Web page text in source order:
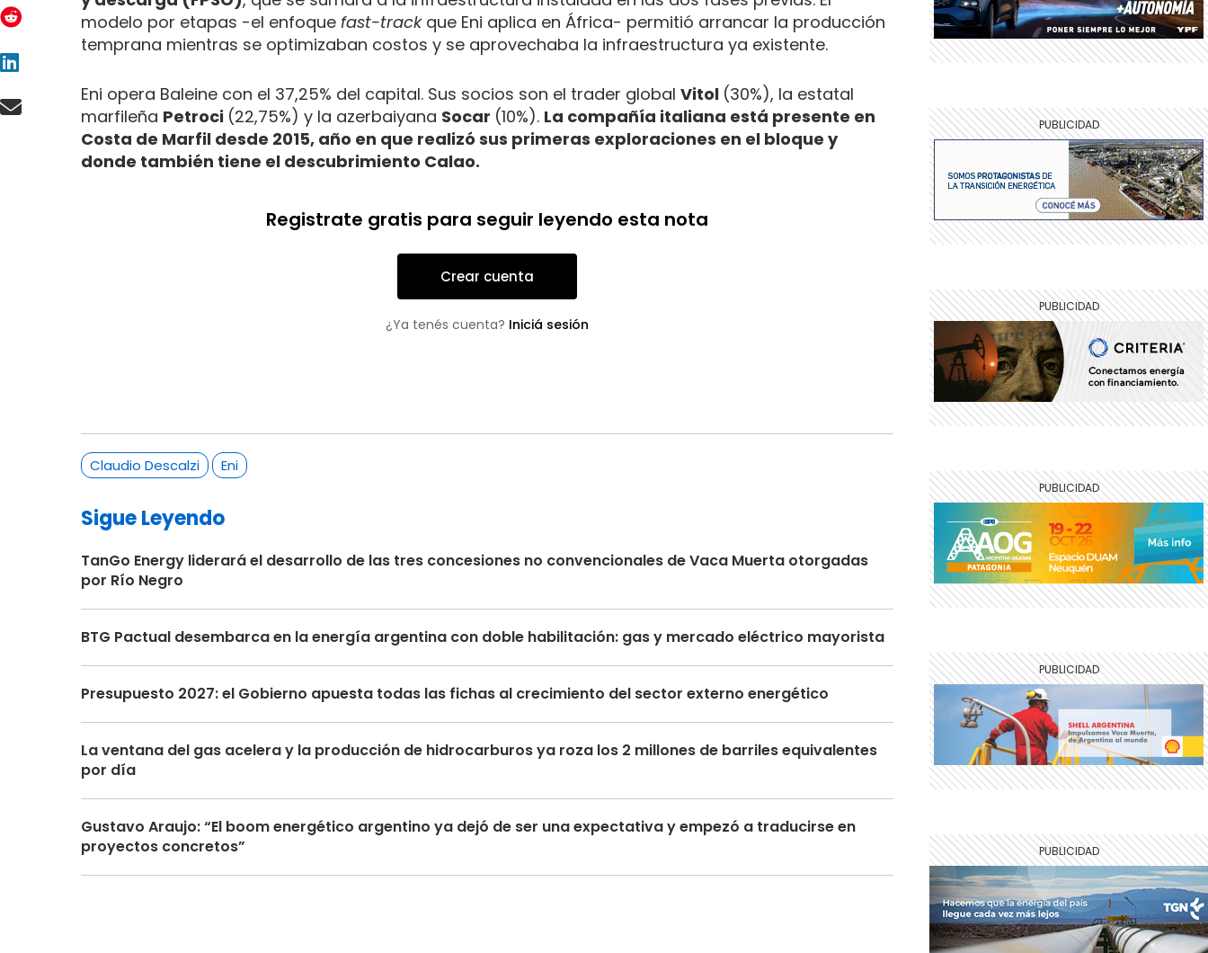
modelo por etapas -el enfoque fast-trackque Eni aplica en África- permitió arrancar la producción
temprana mientras se optimizaban costos y se aprovechaba la infraestructura ya existente.
Eni opera Baleine con el 37,25% del capital. Sus socios son el trader global Vitol (30%), la estatal
marfileña Petroci (22,75%) y la azerbaiyana Socar (10%). La compañía italiana está presente en
Costa de Marfil desde 2015, año en que realizó sus primeras exploraciones en el bloque y
donde también tiene el descubrimiento Calao.
Registrate gratis para seguir leyendo esta nota
Crear cuenta
¿Ya tenés cuenta? Iniciá sesión
Claudio Descalzi Eni
Sigue Leyendo
TanGo Energy liderará el desarrollo de las tres concesiones no convencionales de Vaca Muerta otorgadas
por Río Negro
BTG Pactual desembarca en la energía argentina con doble habilitación: gas y mercado eléctrico mayorista
Presupuesto 2027: el Gobierno apuesta todas las fichas al crecimiento del sector externo energético
La ventana del gas acelera y la producción de hidrocarburos ya roza los 2 millones de barriles equivalentes
por día
Gustavo Araujo: “El boom energético argentino ya dejó de ser una expectativa y empezó a traducirse en
proyectos concretos”